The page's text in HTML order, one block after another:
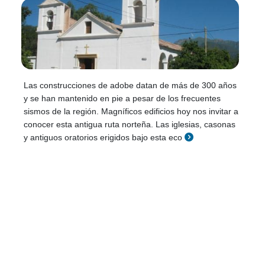
Las construcciones de adobe datan de más de 300 años
y se han mantenido en pie a pesar de los frecuentes
sismos de la región. Magníficos edificios hoy nos invitar a
conocer esta antigua ruta norteña. Las iglesias, casonas
y antiguos oratorios erigidos bajo esta eco